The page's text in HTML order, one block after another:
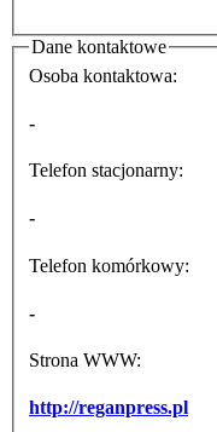
Dane kontaktowe
Osoba kontaktowa:
-
Telefon stacjonarny:
-
Telefon komórkowy:
-
Strona WWW:
http://reganpress.pl